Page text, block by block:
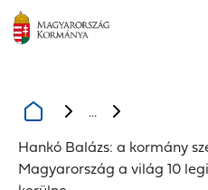
...
Hankó Balázs: a kormány
Magyarország a világ 10